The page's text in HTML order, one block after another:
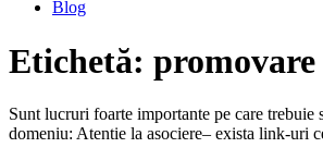
Blog
Etichetă:
Sunt lucruri foarte importante pe care
domeniu: Atentie la asociere– exista link-uri